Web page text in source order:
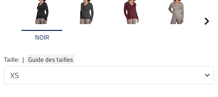
NOIR
Taille: | Guide des tailles